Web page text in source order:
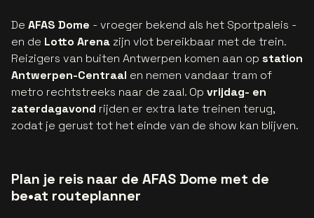
De AFAS Dome - vroeger bekend als het Sportpaleis -
en de Lotto Arena zijn vlot bereikbaar met de trein.
Reizigers van buiten Antwerpen komen aan op station
Antwerpen-Centraal en nemen vandaar tram of
metro rechtstreeks naar de zaal. Op vrijdag- en
zaterdagavond rijden er extra late treinen terug,
zodat je gerust tot het einde van de show kan blijven.
Plan je reis naar de AFAS Dome met de
be•at routeplanner